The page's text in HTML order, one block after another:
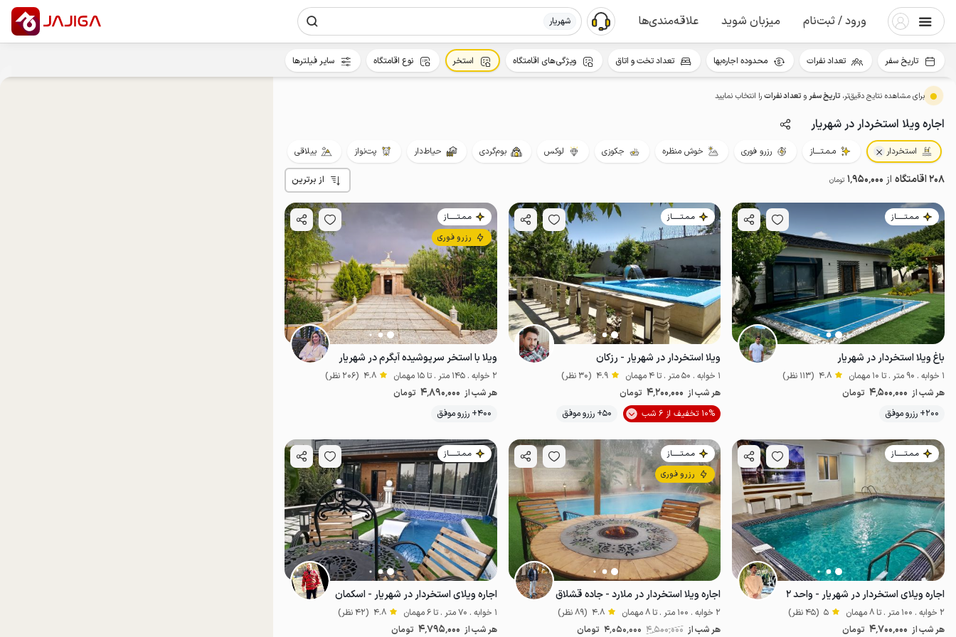
ورود / ثبت‌نام میزبان شوید علاقه‌مندی‌ها شهریار
برای مشاهده نتایج دقیق‌تر، تاریخ سفرو تعداد نفراترا انتخاب نمایید
اجاره ویلا استخردار در شهریار
استخردار مـمـتــــاز رزرو فوری خوش منظره جکوزی لوکس بوم‌گردی حیاط‌دار پت‌نواز ییلاقی
208 اقامتگاه از 1٬950٬000 تومان از برترین
مـمـتــــــاز
باغ ویلا استخردار در شهریار
1 خوابه . 90 متر . تا 10 مهمان 4.8 (113 نظر)
هر شب از 4٬500٬000 تومان
200+ رزرو موفق
موقعیت در نقشه
مـمـتــــــاز
ویلا استخردار در شهریار - رزکان
1 خوابه . 50 متر . تا 4 مهمان 4.9 (30 نظر)
هر شب از 4٬200٬000 تومان
10% تخفیف از 6 شب
50+ رزرو موفق موقعیت در نقشه
مـمـتــــــاز
رزرو فوری
ویلا با استخر سرپوشیده آبگرم در شهریار
2 خوابه . 145 متر . تا 15 مهمان 4.8 (206 نظر)
هر شب از 4٬890٬000 تومان
400+ رزرو موفق
مـمـتــــــاز
اجاره ویلای استخردار در شهریار - واحد ۲
2 خوابه . 100 متر . تا 8 مهمان 5 (45 نظر)
هر شب از 4٬700٬000 تومان
مـمـتــــــاز
رزرو فوری
اجاره ویلا استخردار در ملارد - جاده قشلاق
2 خوابه . 100 متر . تا 8 مهمان 4.8 (89 نظر)
هر شب از 4٬500٬000 4٬050٬000 تومان
مـمـتــــــاز
اجاره ویلای استخردار در شهریار - اسکمان
1 خوابه . 70 متر . تا 6 مهمان 4.8 (42 نظر)
هر شب از 4٬795٬000 تومان
تاریخ سفر تعداد نفرات محدوده اجاره‌بها تعداد تخت و اتاق ویژگی‌های اقامتگاه استخر نوع اقامتگاه سایر فیلترها